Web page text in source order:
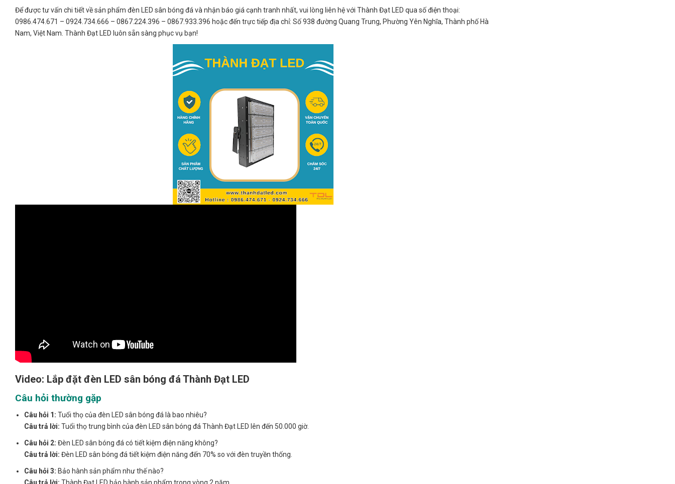
Để được tư vấn chi tiết về sản phẩm đèn LED sân bóng đá và nhận báo giá cạnh tranh nhất, vui lòng liên hệ với Thành Đạt LED qua số điện thoại:
0986.474.671 – 0924.734.666 – 0867.224.396 – 0867.933.396 hoặc đến trực tiếp địa chỉ: Số 938 đường Quang Trung, Phường Yên Nghĩa, Thành phố Hà
Nam, Việt Nam. Thành Đạt LED luôn sẵn sàng phục vụ bạn!
Video: Lắp đặt đèn LED sân bóng đá Thành Đạt LED
Câu hỏi thường gặp
Câu hỏi 1: Tuổi thọ của đèn LED sân bóng đá là bao nhiêu?
Câu trả lời: Tuổi thọ trung bình của đèn LED sân bóng đá Thành Đạt LED lên đến 50.000 giờ.
Câu hỏi 2: Đèn LED sân bóng đá có tiết kiệm điện năng không?
Câu trả lời: Đèn LED sân bóng đá tiết kiệm điện năng đến 70% so với đèn truyền thống.
Câu hỏi 3: Bảo hành sản phẩm như thế nào?
Câu trả lời: Thành Đạt LED bảo hành sản phẩm trong vòng 2 năm.